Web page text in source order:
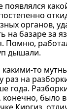
органов,
на базаре за
Помню,
дышали.
то
на
года.
конечно, было